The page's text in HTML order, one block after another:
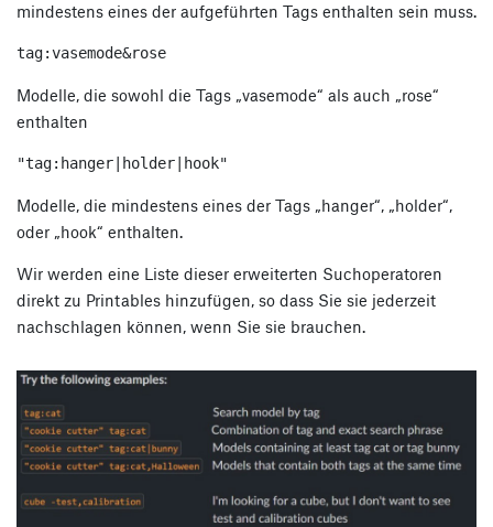
mindestens eines der aufgeführten Tags enthalten sein muss.
tag:vasemode&rose
Modelle, die sowohl die Tags „vasemode“ als auch „rose“
enthalten
"tag:hanger|holder|hook"
Modelle, die mindestens eines der Tags „hanger“, „holder“,
oder „hook“ enthalten.
Wir werden eine Liste dieser erweiterten Suchoperatoren
direkt zu Printables hinzufügen, so dass Sie sie jederzeit
nachschlagen können, wenn Sie sie brauchen.